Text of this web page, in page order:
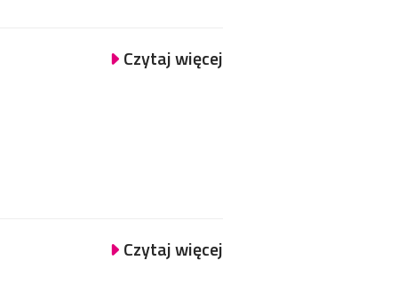
Czytaj więcej
Czytaj więcej